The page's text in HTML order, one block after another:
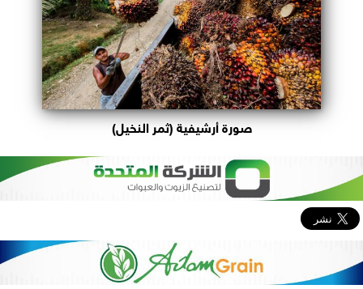
صورة أرشيفية (ثمر النخيل)